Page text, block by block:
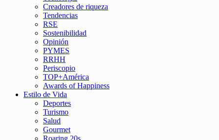
Creadores de riqueza
Tendencias
RSE
Sostenibilidad
Opinión
PYMES
RRHH
Periscopio
TOP+América
Awards of Happiness
Estilo de Vida
Deportes
Turismo
Salud
Gourmet
Roaring 20s